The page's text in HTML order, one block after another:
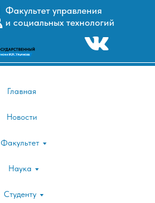
Факультет управления
и социальных технологий
Главная
Новости
Факультет
Наука
Студенту